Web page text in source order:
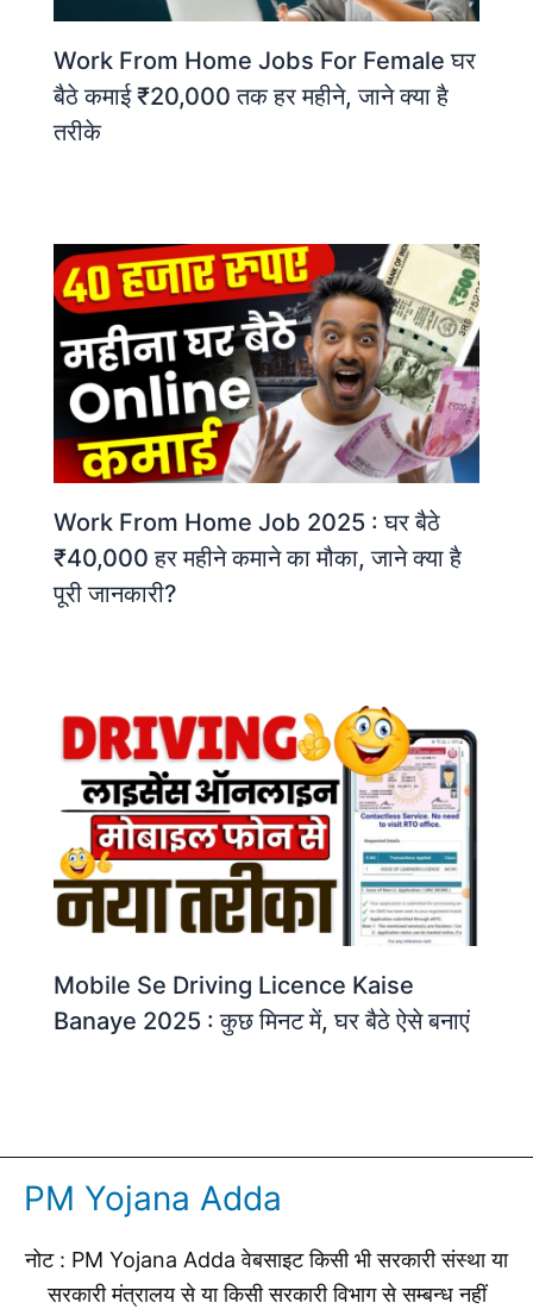
Work From Home Jobs For Female घर
बैठे कमाई ₹20,000 तक हर महीने, जाने क्या है
तरीके
Work From Home Job 2025 : घर बैठे
₹40,000 हर महीने कमाने का मौका, जाने क्या है
पूरी जानकारी?
Mobile Se Driving Licence Kaise
Banaye 2025 : कुछ मिनट में, घर बैठे ऐसे बनाएं
PM Yojana Adda
नोट : PM Yojana Adda वेबसाइट किसी भी सरकारी संस्था या
सरकारी मंत्रालय से या किसी सरकारी विभाग से सम्बन्ध नहीं